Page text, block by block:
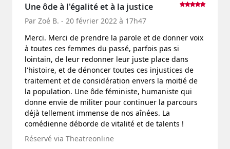
Une ôde à l'égalité et à la justice
Par Zoé B. - 20 février 2022 à 17h47
Merci. Merci de prendre la parole et de donner voix
à toutes ces femmes du passé, parfois pas si
lointain, de leur redonner leur juste place dans
l'histoire, et de dénoncer toutes ces injustices de
traitement et de considération envers la moitié de
la population. Une ôde féministe, humaniste qui
donne envie de militer pour continuer la parcours
déjà tellement immense de nos aînées. La
comédienne déborde de vitalité et de talents !
Réservé via Theatreonline